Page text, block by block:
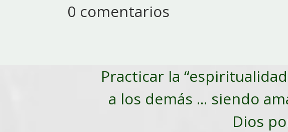
0 comentarios
Practicar la
a los demás ... siendo
Dios